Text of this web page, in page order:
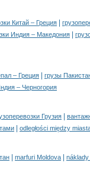
Китай – Греция
Индия – Македония
– Греция грузы
– Черногория
Грузия
odległości między
marfuri Moldova